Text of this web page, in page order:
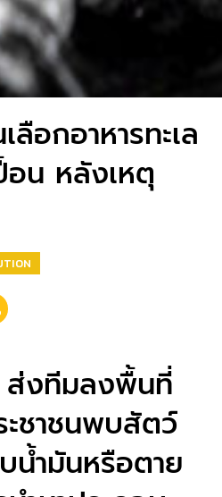
ลือกอาหารทะเล
อน หลังเหตุ
ส่งทีมลงพื้นที่
ะชาชนพบสัตว์
น้ำมันหรือตาย